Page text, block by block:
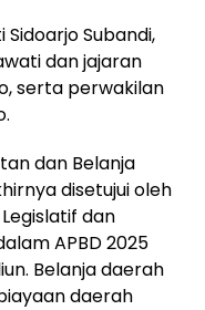
Subandi,
dan jajaran
serta perwakilan
dan Belanja
disetujui oleh
dan
APBD 2025
Belanja daerah
daerah